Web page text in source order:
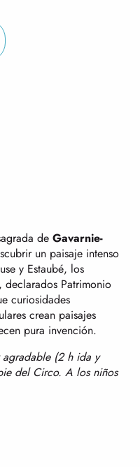
de Gavarnie-
un paisaje intenso
y Estaubé, los
, declarados Patrimonio
curiosidades
crean paisajes
pura invención.
(2 h ida y
del Circo. A los niños